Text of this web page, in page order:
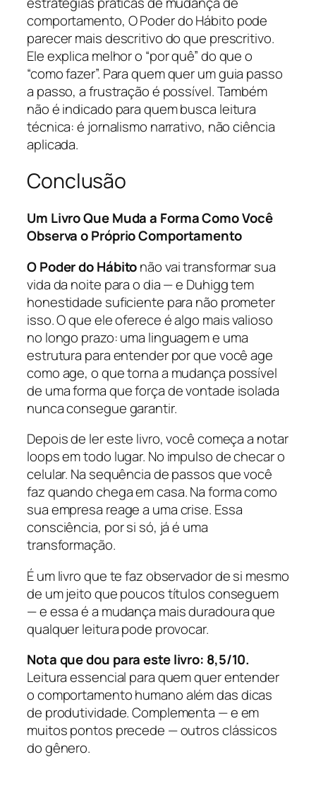
comportamento, O Poder do Hábito pode
parecer mais descritivo do que prescritivo.
Ele explica melhor o “por quê” do que o
“como fazer”. Para quem quer um guia passo
a passo, a frustração é possível. Também
não é indicado para quem busca leitura
técnica: é jornalismo narrativo, não ciência
aplicada.
Conclusão
Um Livro Que Muda a Forma Como Você
Observa o Próprio Comportamento
O Poder do Hábitonão vai transformar sua
vida da noite para o dia — e Duhigg tem
honestidade suficiente para não prometer
isso. O que ele oferece é algo mais valioso
no longo prazo: uma linguagem e uma
estrutura para entender por que você age
como age, o que torna a mudança possível
de uma forma que força de vontade isolada
nunca consegue garantir.
Depois de ler este livro, você começa a notar
loops em todo lugar. No impulso de checar o
celular. Na sequência de passos que você
faz quando chega em casa. Na forma como
sua empresa reage a uma crise. Essa
consciência, por si só, já é uma
transformação.
É um livro que te faz observador de si mesmo
de um jeito que poucos títulos conseguem
— e essa é a mudança mais duradoura que
qualquer leitura pode provocar.
Nota que dou para este livro: 8,5/10.
Leitura essencial para quem quer entender
o comportamento humano além das dicas
de produtividade. Complementa — e em
muitos pontos precede — outros clássicos
do gênero.